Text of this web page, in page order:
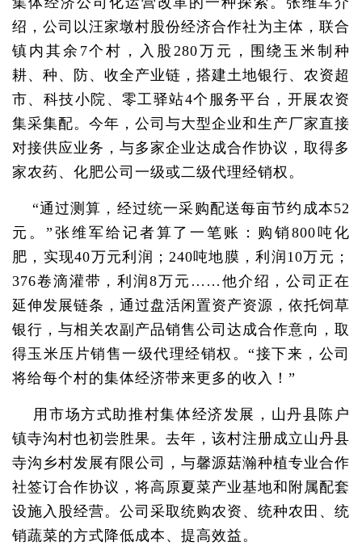
绍，公司以汪家墩村股份经济合作社为主体，联合
镇内其余7个村，入股280万元，围绕玉米制种
耕、种、防、收全产业链，搭建土地银行、农资超
市、科技小院、零工驿站4个服务平台，开展农资
集采集配。今年，公司与大型企业和生产厂家直接
对接供应业务，与多家企业达成合作协议，取得多
家农药、化肥公司一级或二级代理经销权。
“通过测算，经过统一采购配送每亩节约成本52
元。”张维军给记者算了一笔账：购销800吨化
肥，实现40万元利润；240吨地膜，利润10万元；
376卷滴灌带，利润8万元……他介绍，公司正在
延伸发展链条，通过盘活闲置资产资源，依托饲草
银行，与相关农副产品销售公司达成合作意向，取
得玉米压片销售一级代理经销权。“接下来，公司
将给每个村的集体经济带来更多的收入！”
用市场方式助推村集体经济发展，山丹县陈户
镇寺沟村也初尝胜果。去年，该村注册成立山丹县
寺沟乡村发展有限公司，与馨源菇瀚种植专业合作
社签订合作协议，将高原夏菜产业基地和附属配套
设施入股经营。公司采取统购农资、统种农田、统
销蔬菜的方式降低成本、提高效益。